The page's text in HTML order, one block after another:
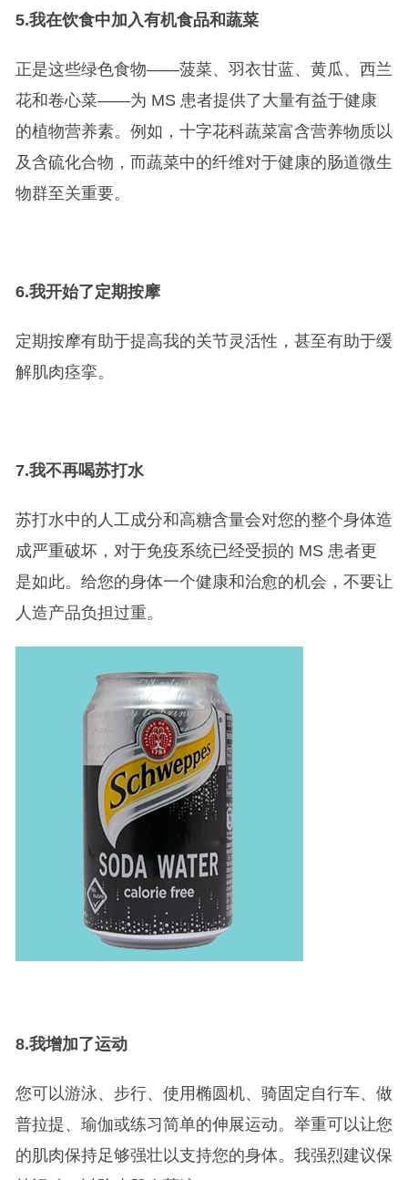
5.我在饮食中加入有机食品和蔬菜
正是这些绿色食物——菠菜、羽衣甘蓝、黄瓜、西兰
花和卷心菜——为 MS 患者提供了大量有益于健康
的植物营养素。例如，十字花科蔬菜富含营养物质以
及含硫化合物，而蔬菜中的纤维对于健康的肠道微生
物群至关重要。
6.我开始了定期按摩
定期按摩有助于提高我的关节灵活性，甚至有助于缓
解肌肉痉挛。
7.我不再喝苏打水
苏打水中的人工成分和高糖含量会对您的整个身体造
成严重破坏，对于免疫系统已经受损的 MS 患者更
是如此。给您的身体一个健康和治愈的机会，不要让
人造产品负担过重。
8.我增加了运动
您可以游泳、步行、使用椭圆机、骑固定自行车、做
普拉提、瑜伽或练习简单的伸展运动。举重可以让您
的肌肉保持足够强壮以支持您的身体。我强烈建议保